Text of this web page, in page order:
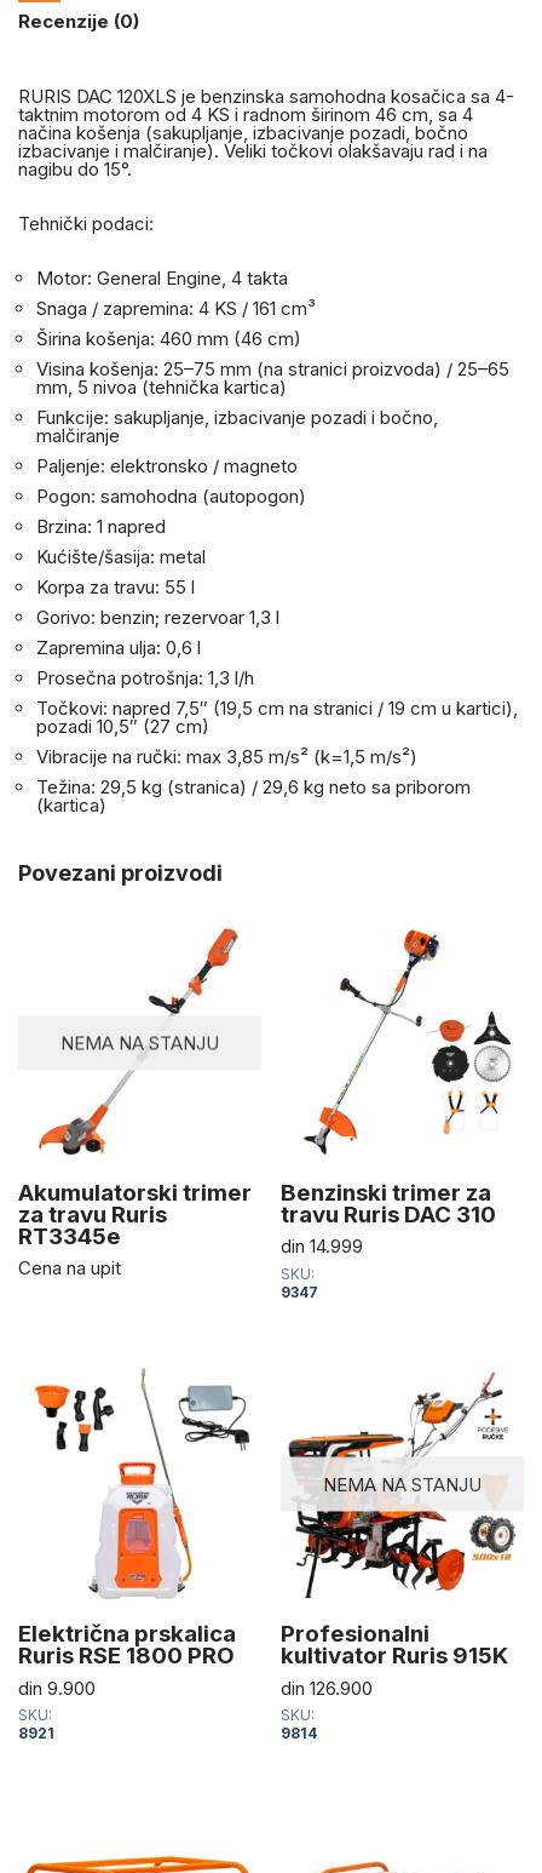
Recenzije (0)
RURIS DAC 120XLS je benzinska samohodna kosačica sa 4-
taktnim motorom od 4 KS i radnom širinom 46 cm, sa 4
načina košenja (sakupljanje, izbacivanje pozadi, bočno
izbacivanje i malčiranje). Veliki točkovi olakšavaju rad i na
nagibu do 15°.
Tehnički podaci:
Motor: General Engine, 4 takta
Snaga / zapremina: 4 KS / 161 cm³
Širina košenja: 460 mm (46 cm)
Visina košenja: 25–75 mm (na stranici proizvoda) / 25–65
mm, 5 nivoa (tehnička kartica)
Funkcije: sakupljanje, izbacivanje pozadi i bočno,
malčiranje
Paljenje: elektronsko / magneto
Pogon: samohodna (autopogon)
Brzina: 1 napred
Kućište/šasija: metal
Korpa za travu: 55 l
Gorivo: benzin; rezervoar 1,3 l
Zapremina ulja: 0,6 l
Prosečna potrošnja: 1,3 l/h
Točkovi: napred 7,5″ (19,5 cm na stranici / 19 cm u kartici),
pozadi 10,5″ (27 cm)
Vibracije na ručki: max 3,85 m/s² (k=1,5 m/s²)
Težina: 29,5 kg (stranica) / 29,6 kg neto sa priborom
(kartica)
Povezani proizvodi
NEMA NA STANJU
Akumulatorski trimer
za travu Ruris
RT3345e
Cena na upit
Benzinski trimer za
travu Ruris DAC 310
din 14.999
SKU:
9347
Električna prskalica
Ruris RSE 1800 PRO
din 9.900
SKU:
8921
NEMA NA STANJU
Profesionalni
kultivator Ruris 915K
din 126.900
SKU:
9814